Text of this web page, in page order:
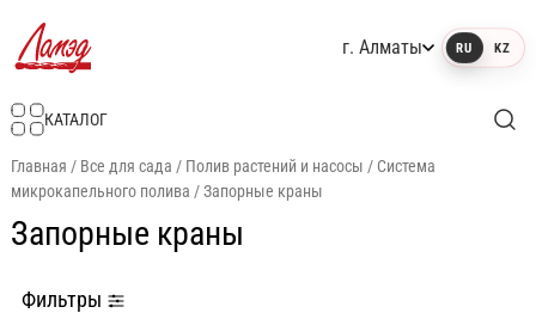
г. Алматы RU KZ
КАТАЛОГ
Главная / Все для сада / Полив растений и насосы / Система
микрокапельного полива /Запорные краны
Запорные краны
Фильтры